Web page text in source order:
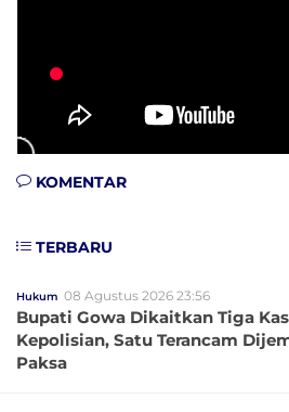
KOMENTAR
TERBARU
Hukum 08 Agustus 2026 23:56
Bupati Gowa Dikaitkan Tiga
Kepolisian, Satu Terancam
Paksa